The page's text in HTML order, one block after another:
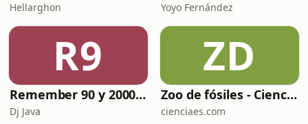
Hellarghon Yoyo Fernández
R9
Remember 90 y 2000 en PLAY WITH ME by Dj Java
Dj Java
ZD
Zoo de fósiles - Cienciaes.com
cienciaes.com